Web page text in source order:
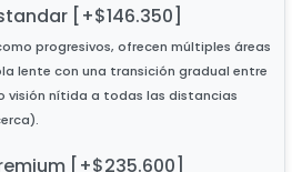
[+$146.350]
[+$235.600]